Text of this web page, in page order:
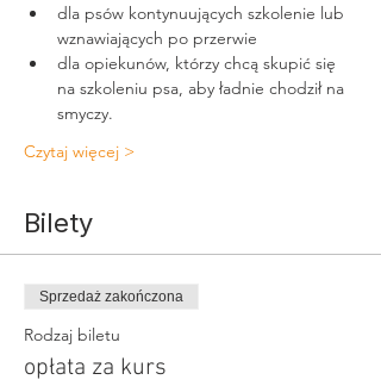
dla psów kontynuujących szkolenie lub
wznawiających po przerwie
dla opiekunów, którzy chcą skupić się
na szkoleniu psa, aby ładnie chodził na
smyczy.
Czytaj więcej >
Bilety
Sprzedaż zakończona
Rodzaj biletu
opłata za kurs